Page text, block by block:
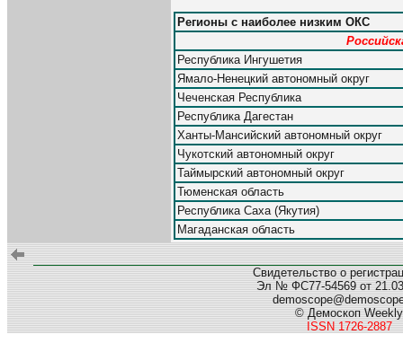
Регионы с наиболее низким ОКС
Республика Ингушетия
Ямало-Ненецкий автономный округ
Чеченская Республика
Республика Дагестан
Ханты-Мансийский автономный округ
Чукотский автономный округ
Таймырский автономный округ
Тюменская область
Республика Саха (Якутия)
Магаданская область
Свидетельство о
Эл № ФС77-54569 от
© Демоскоп Weekly
ISSN 1726-2887